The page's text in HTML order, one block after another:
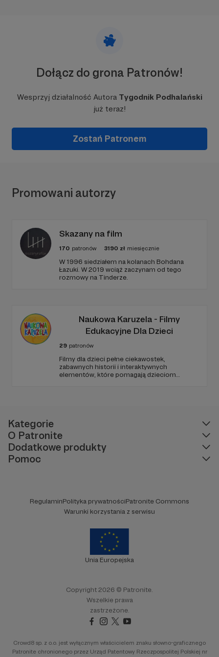
Dołącz do grona Patronów!
Wesprzyj działalność Autora Tygodnik Podhalański
już teraz!
Zostań Patronem
Promowani autorzy
Skazany na film
170 patronów 3190 zł miesięcznie
W 1996 siedziałem na kolanach Bohdana
Łazuki. W 2019 wciąż zaczynam od tego
rozmowy na Tinderze.
Naukowa Karuzela - Filmy
Edukacyjne Dla Dzieci
29 patronów
Filmy dla dzieci pełne ciekawostek,
zabawnych historii i interaktywnych
elementów, które pomagają dzieciom
Kategorie
O Patronite
Dodatkowe produkty
Pomoc
RegulaminPolityka prywatnościPatronite Commons
Warunki korzystania z serwisu
Unia Europejska
Copyright 2026 © Patronite.
Wszelkie prawa
zastrzeżone.
Crowd8 sp. z o.o. jest wyłącznym właścicielem znaku słowno-graficznego
Patronite chronionego przez Urząd Patentowy Rzeczpospolitej Polskiej nr